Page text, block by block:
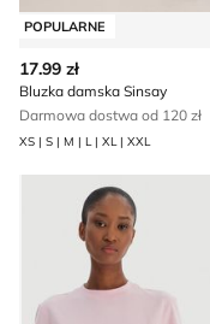
POPULARNE
17.99 zł
Bluzka damska Sinsay
Darmowa dostwa od 120 zł
XS | S | M | L | XL | XXL
Calvin Klein - Bluzka